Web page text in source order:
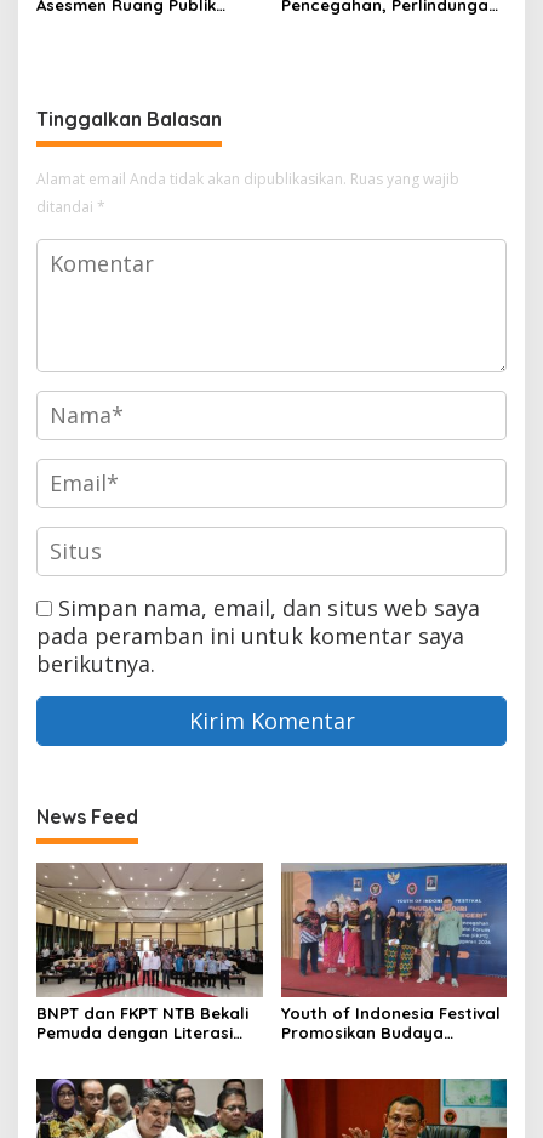
Asesmen Ruang Publik
Pencegahan, Perlindungan
Tinggalkan Balasan
Alamat email Anda tidak akan dipublikasikan. Ruas yang wajib
ditandai *
Simpan nama, email, dan situs web saya
pada peramban ini untuk komentar saya
berikutnya.
News Feed
BNPT dan FKPT NTB Bekali
Pemuda dengan Literasi
Youth of Indonesia Festival
Promosikan Budaya